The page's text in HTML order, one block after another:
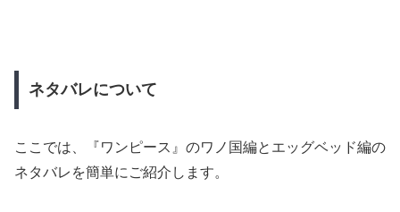
ネタバレについて
ここでは、『ワンピース』のワノ国編とエッグベッド編の
ネタバレを簡単にご紹介します。